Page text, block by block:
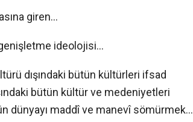
giren…
genişletme ideolojisi…
dışındaki bütün kültürleri ifsad
bütün kültür ve medeniyetleri
dünyayı maddî ve manevî sömürmek…